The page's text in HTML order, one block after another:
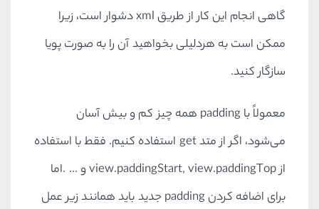
گاهی انجام این کار از طریق xmlدشوار است، زیرا
ممکن است به هردلیلی بخواهید آن را به صورت پویا
سازگار کنید.
معمولاً با padding همه چیز کم و بیش آسان
می‌شود، اگر از متدget استفاده کنیم. فقط با استفاده
ازview.paddingStart, view.paddingTopو ... .اما
برای اضافه کردن padding جدید باید همانند زیر عمل